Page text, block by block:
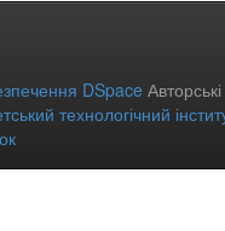
DSpace
технологічний